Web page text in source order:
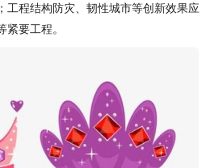
工程结构防灾、韧性城市等创新效果应
要工程。